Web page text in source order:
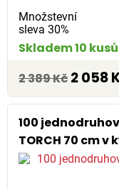
Množstevní
sleva 30%
Skladem 10 kusů
2 389 Kč 2 058
100
TORCH 70 cm v